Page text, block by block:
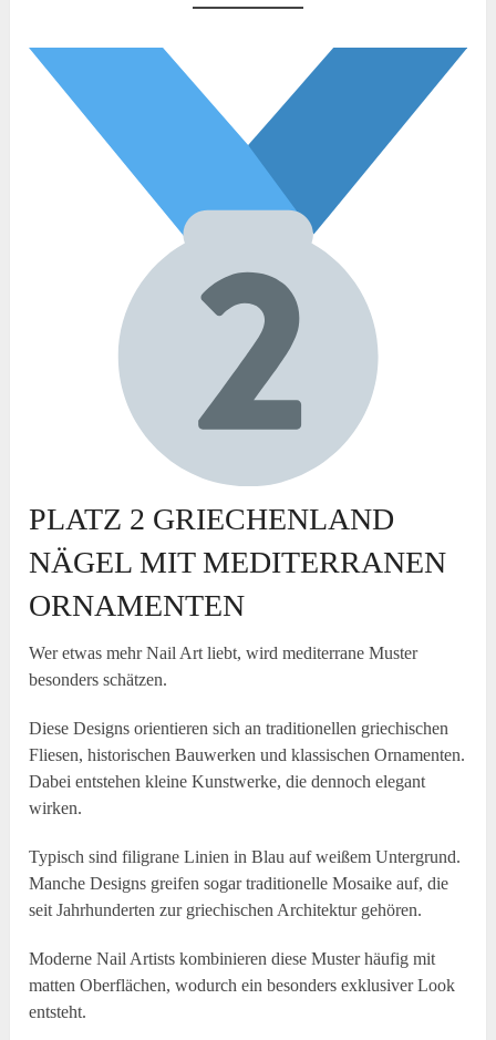
PLATZ 2 GRIECHENLAND
NÄGEL MIT MEDITERRANEN
ORNAMENTEN
Wer etwas mehr Nail Art liebt, wird mediterrane Muster
besonders schätzen.
Diese Designs orientieren sich an traditionellen griechischen
Fliesen, historischen Bauwerken und klassischen Ornamenten.
Dabei entstehen kleine Kunstwerke, die dennoch elegant
wirken.
Typisch sind filigrane Linien in Blau auf weißem Untergrund.
Manche Designs greifen sogar traditionelle Mosaike auf, die
seit Jahrhunderten zur griechischen Architektur gehören.
Moderne Nail Artists kombinieren diese Muster häufig mit
matten Oberflächen, wodurch ein besonders exklusiver Look
entsteht.